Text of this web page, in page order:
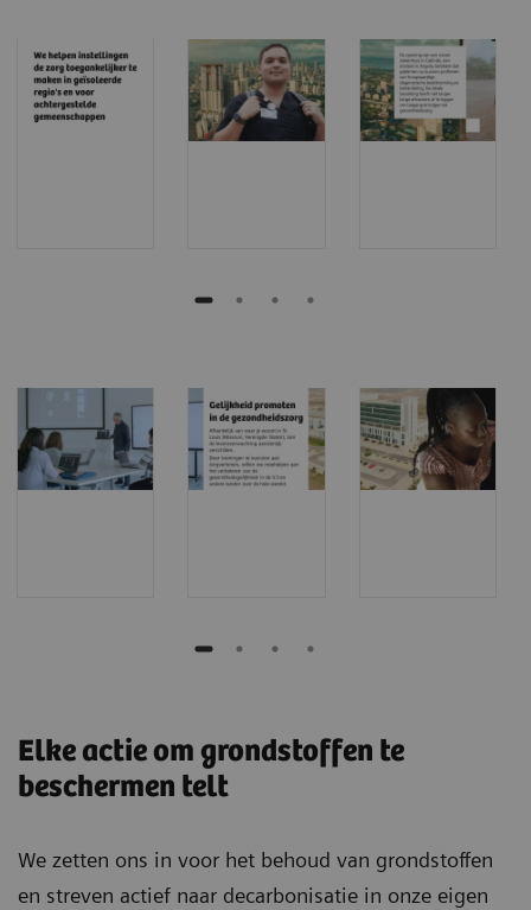
Elke actie om grondstoffen te
beschermen telt
We zetten ons in voor het behoud van grondstoffen
en streven actief naar decarbonisatie in onze eigen